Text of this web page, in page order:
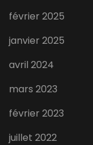
février 2025
janvier 2025
avril 2024
mars 2023
février 2023
juillet 2022